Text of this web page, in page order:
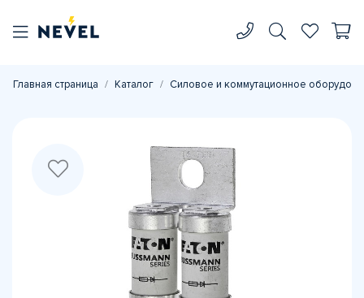
Главная страница Каталог Силовое и коммутационное